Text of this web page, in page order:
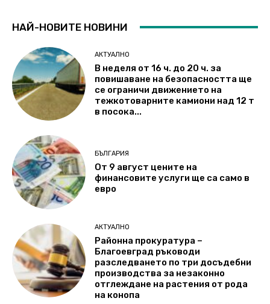
НАЙ-НОВИТЕ НОВИНИ
АКТУАЛНО
В неделя от 16 ч. до 20 ч. за
повишаване на безопасността ще
се ограничи движението на
тежкотоварните камиони над 12 т
в посока...
БЪЛГАРИЯ
От 9 август цените на
финансовите услуги ще са само в
евро
АКТУАЛНО
Районна прокуратура –
Благоевград ръководи
разследването по три досъдебни
производства за незаконно
отглеждане на растения от рода
на конопа